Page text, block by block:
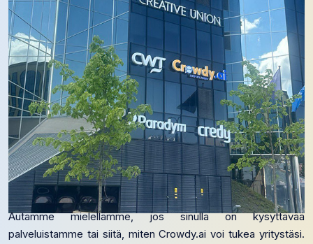
Autamme mielellämme, jos sinulla on kysyttävää
palveluistamme tai siitä, miten Crowdy.ai voi tukea yritystäsi.